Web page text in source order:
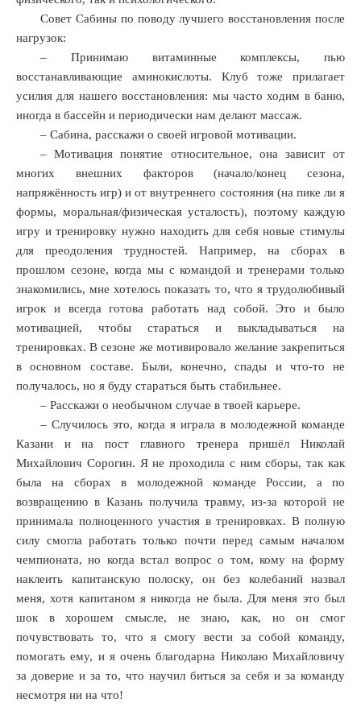
Совет Сабины по поводу лучшего восстановления после
нагрузок:
– Принимаю витаминные комплексы, пью
восстанавливающие аминокислоты. Клуб тоже прилагает
усилия для нашего восстановления: мы часто ходим в баню,
иногда в бассейн и периодически нам делают массаж.
– Сабина, расскажи о своей игровой мотивации.
– Мотивация понятие относительное, она зависит от
многих внешних факторов (начало/конец сезона,
напряжённость игр) и от внутреннего состояния (на пике ли я
формы, моральная/физическая усталость), поэтому каждую
игру и тренировку нужно находить для себя новые стимулы
для преодоления трудностей. Например, на сборах в
прошлом сезоне, когда мы с командой и тренерами только
знакомились, мне хотелось показать то, что я трудолюбивый
игрок и всегда готова работать над собой. Это и было
мотивацией, чтобы стараться и выкладываться на
тренировках. В сезоне же мотивировало желание закрепиться
в основном составе. Были, конечно, спады и что-то не
получалось, но я буду стараться быть стабильнее.
– Расскажи о необычном случае в твоей карьере.
– Случилось это, когда я играла в молодежной команде
Казани и на пост главного тренера пришёл Николай
Михайлович Сорогин. Я не проходила с ним сборы, так как
была на сборах в молодежной команде России, а по
возвращению в Казань получила травму, из-за которой не
принимала полноценного участия в тренировках. В полную
силу смогла работать только почти перед самым началом
чемпионата, но когда встал вопрос о том, кому на форму
наклеить капитанскую полоску, он без колебаний назвал
меня, хотя капитаном я никогда не была. Для меня это был
шок в хорошем смысле, не знаю, как, но он смог
почувствовать то, что я смогу вести за собой команду,
помогать ему, и я очень благодарна Николаю Михайловичу
за доверие и за то, что научил биться за себя и за команду
несмотря ни на что!